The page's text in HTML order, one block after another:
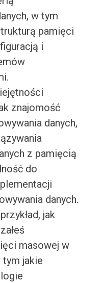
w tym
pamięci
i
znajomość
danych,
z pamięcią
do
danych.
jak
masowej w
jakie